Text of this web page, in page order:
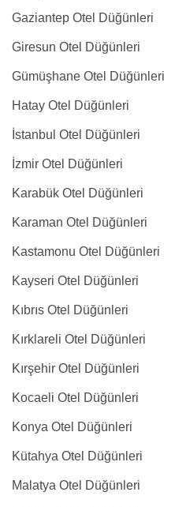
Gaziantep Otel Düğünleri
Giresun Otel Düğünleri
Gümüşhane Otel Düğünleri
Hatay Otel Düğünleri
İstanbul Otel Düğünleri
İzmir Otel Düğünleri
Karabük Otel Düğünleri
Karaman Otel Düğünleri
Kastamonu Otel Düğünleri
Kayseri Otel Düğünleri
Kıbrıs Otel Düğünleri
Kırklareli Otel Düğünleri
Kırşehir Otel Düğünleri
Kocaeli Otel Düğünleri
Konya Otel Düğünleri
Kütahya Otel Düğünleri
Malatya Otel Düğünleri